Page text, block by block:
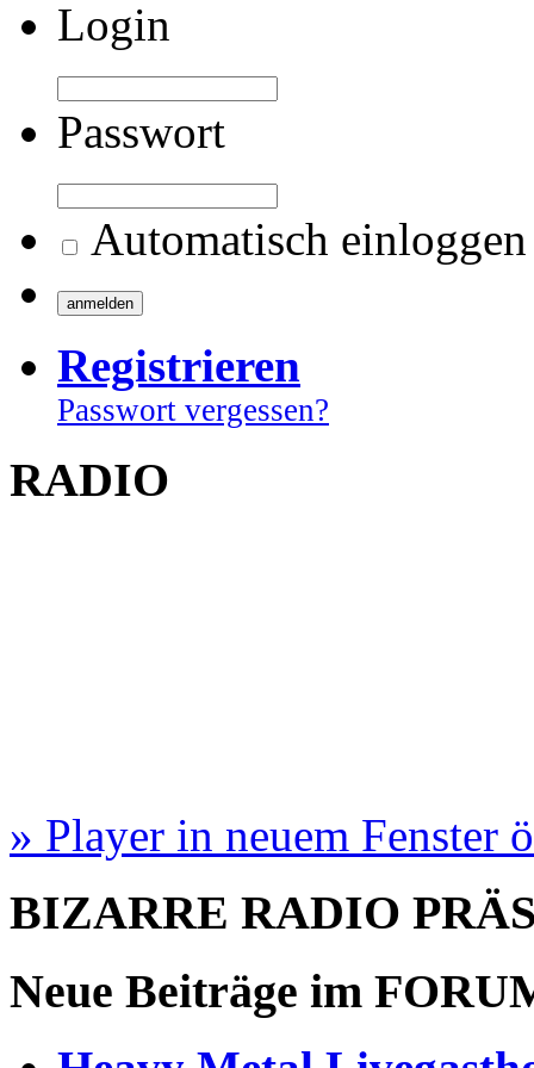
Login
Passwort
Automatisch einloggen
Registrieren
Passwort vergessen?
RADIO
» Player in neuem Fenster
BIZARRE RADIO
Neue Beiträge im